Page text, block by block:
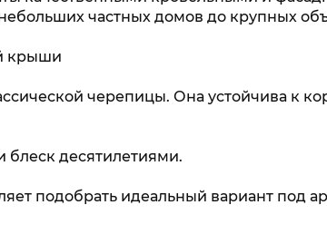
частных домов до крупных
крыши
черепицы. Она устойчива к
блеск десятилетиями.
подобрать идеальный вариант под